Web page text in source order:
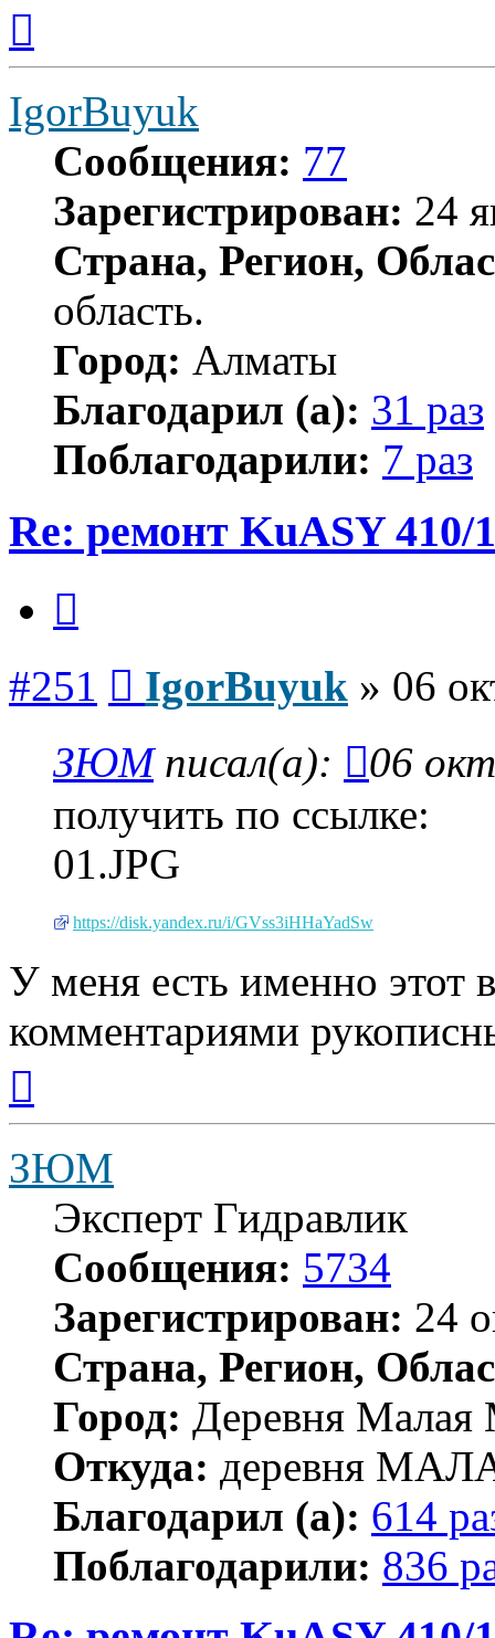
началу
IgorBuyuk
Сообщения: 77
Зарегистрирован: 24
Страна, Регион,
область.
Город: Алматы
Благодарил (а): 31 раз
Поблагодарили: 7 раз
Re: ремонт KuASY 410/
#251 IgorBuyuk » 06
ЗЮМписал(а):
06
получить по ссылке:
01.JPG
https://disk.yandex.ru/i/GVss3iHHaYadSw
У меня есть именно этот
комментариями
началу
ЗЮМ
Эксперт Гидравлик
Сообщения: 5734
Зарегистрирован: 24
Страна, Регион,
Город: Деревня Малая
Откуда: деревня
Благодарил (а): 614
Поблагодарили: 836